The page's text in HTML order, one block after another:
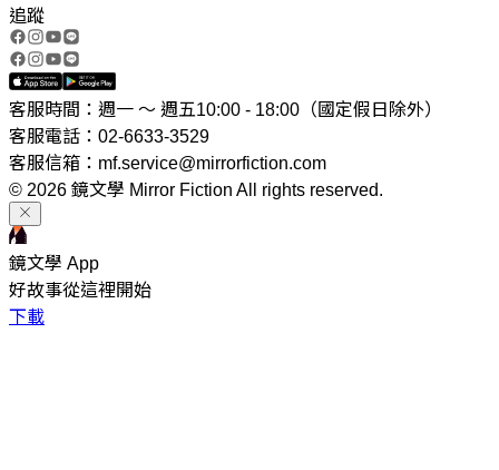
追蹤
客服時間：週一 ～ 週五10:00 - 18:00（國定假日除外）
客服電話：02-6633-3529
客服信箱：mf.service@mirrorfiction.com
© 2026 鏡文學 Mirror Fiction All rights reserved.
鏡文學 App
好故事從這裡開始
下載